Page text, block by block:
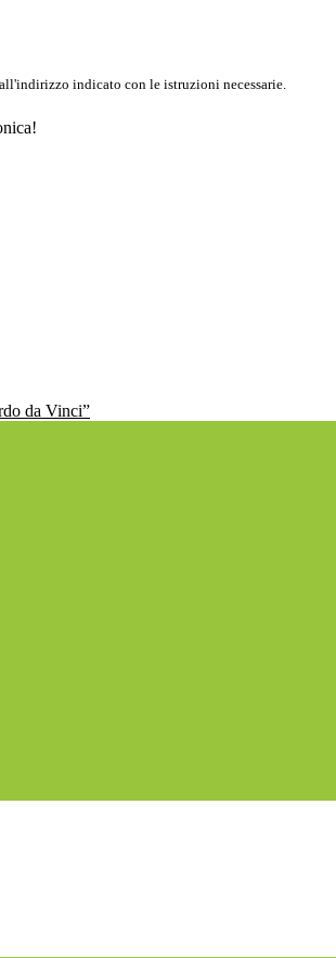
indicato con le istruzioni necessarie.